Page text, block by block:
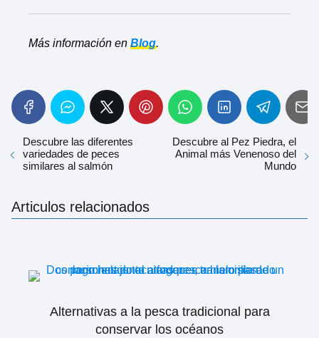
Más información en Blog.
Descubre las diferentes
variedades de peces
similares al salmón
Descubre al Pez Piedra, el
Animal más Venenoso del
Mundo
Articulos relacionados
Alternativas a la pesca tradicional para
conservar los océanos